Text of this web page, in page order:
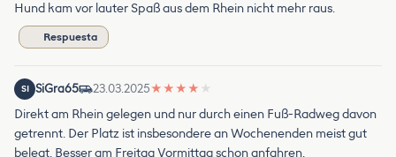
Hund kam vor lauter Spaß aus dem Rhein nicht mehr raus.
Respuesta
SI SiGra65 23.03.2025★ ★ ★ ★ ★
Direkt am Rhein gelegen und nur durch einen Fuß-Radweg davon
getrennt. Der Platz ist insbesondere an Wochenenden meist gut
belegt. Besser am Freitag Vormittag schon anfahren.